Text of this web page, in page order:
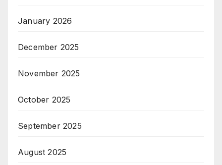
January 2026
December 2025
November 2025
October 2025
September 2025
August 2025